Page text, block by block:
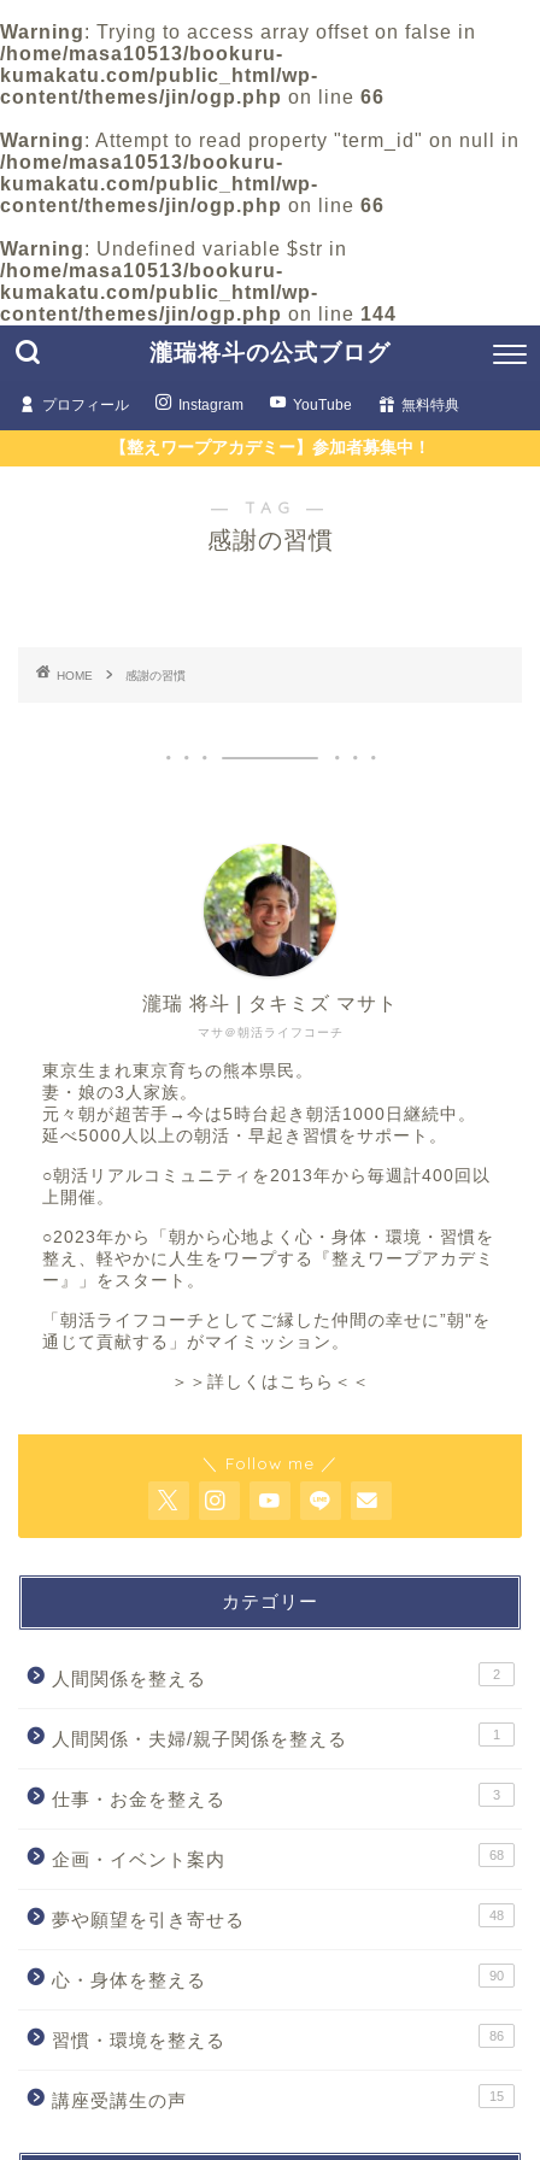
Warning: Trying to access array offset on false in
/home/masa10513/bookuru-
kumakatu.com/public_html/wp-
content/themes/jin/ogp.php on line 66
Warning: Attempt to read property "term_id" on null in
/home/masa10513/bookuru-
kumakatu.com/public_html/wp-
content/themes/jin/ogp.php on line 66
Warning: Undefined variable $str in
/home/masa10513/bookuru-
kumakatu.com/public_html/wp-
content/themes/jin/ogp.php on line 144
瀧瑞将斗の公式ブログ
プロフィール Instagram YouTube 無料特典
【整えワープアカデミー】参加者募集中！
― TAG ―
感謝の習慣
HOME 感謝の習慣
マサ＠朝活ライフコーチ
瀧瑞 将斗 | タキミズ マサト
東京生まれ東京育ちの熊本県民。
妻・娘の3人家族。
元々朝が超苦手→今は5時台起き朝活1000日継続中。
延べ5000人以上の朝活・早起き習慣をサポート。
○朝活リアルコミュニティを2013年から毎週計400回以
上開催。
○2023年から「朝から心地よく心・身体・環境・習慣を
整え、軽やかに人生をワープする『整えワープアカデミ
ー』」をスタート。
「朝活ライフコーチとしてご縁した仲間の幸せに”朝"を
通じて貢献する」がマイミッション。
＞＞詳しくはこちら＜＜
＼ Follow me ／
カテゴリー
人間関係を整える 2
人間関係・夫婦/親子関係を整える 1
仕事・お金を整える 3
企画・イベント案内 68
夢や願望を引き寄せる 48
心・身体を整える 90
習慣・環境を整える 86
講座受講生の声 15